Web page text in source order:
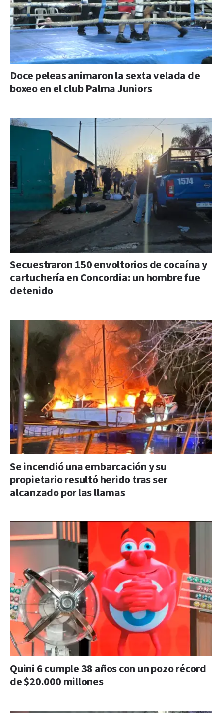
Doce peleas animaron la sexta velada de
boxeo en el club Palma Juniors
Secuestraron 150 envoltorios de cocaína y
cartuchería en Concordia: un hombre fue
detenido
Se incendió una embarcación y su
propietario resultó herido tras ser
alcanzado por las llamas
Quini 6 cumple 38 años con un pozo récord
de $20.000 millones